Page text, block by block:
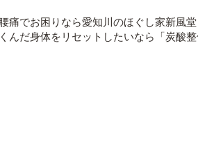
でお困りなら愛知川のほぐし家新風堂
んだ身体をリセットしたいなら「炭